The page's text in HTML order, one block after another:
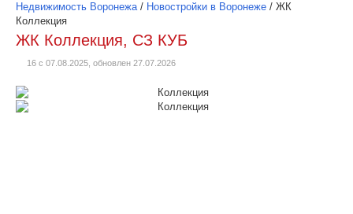
Недвижимость Воронежа/ Новостройки в Воронеже / ЖК
Коллекция
ЖК Коллекция, СЗ КУБ
16 с 07.08.2025, обновлен 27.07.2026